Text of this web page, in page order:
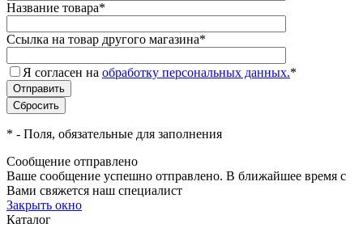
Название товара*
Ссылка на товар другого магазина*
Я согласен на обработку персональных данных.*
* - Поля, обязательные для заполнения
Сообщение отправлено
Ваше сообщение успешно отправлено. В ближайшее время с
Вами свяжется наш специалист
Закрыть окно
Каталог